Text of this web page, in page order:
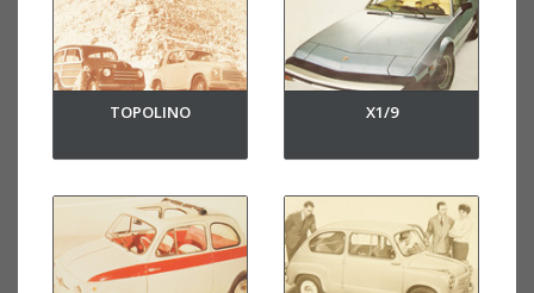
TOPOLINO X1/9